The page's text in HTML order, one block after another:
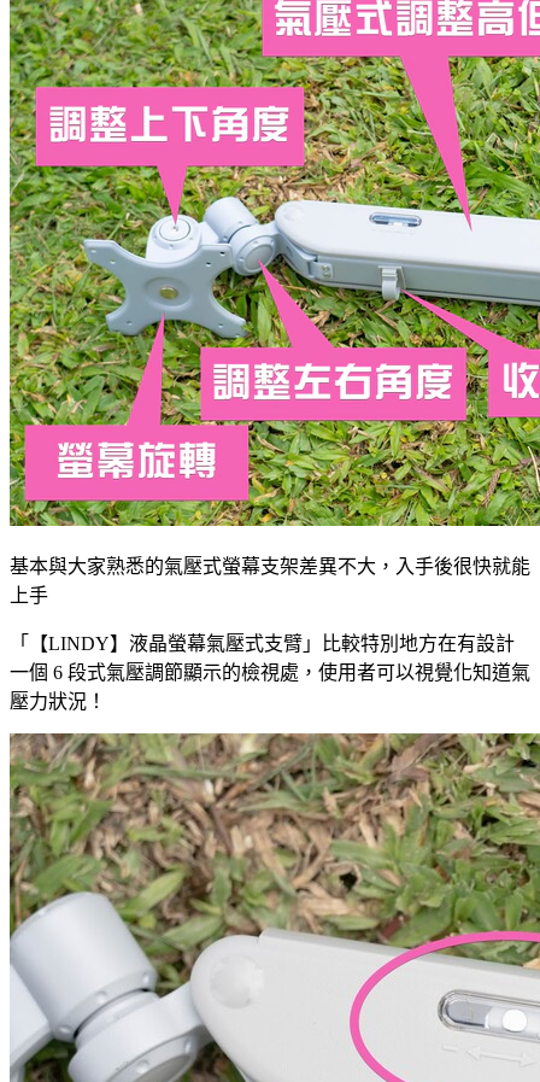
基本與大家熟悉的氣壓式螢幕支架差異不大，入手後很快就能
上手
「【LINDY】液晶螢幕氣壓式支臂」比較特別地方在有設計
一個 6 段式氣壓調節顯示的檢視處，使用者可以視覺化知道氣
壓力狀況！